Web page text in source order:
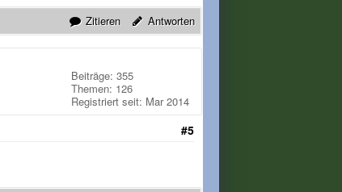
Zitieren Antworten
Beiträge: 355
Themen: 126
Registriert seit: Mar 2014
#5